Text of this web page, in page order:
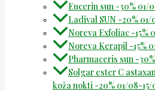
Eucerin sun -30% 01/
Ladival SUN -20% 01/
Noreva Exfoliac -15%
Noreva Kerapil -15%
Pharmaceris sun -
Solgar ester C
koža nokti -20% 01/08-15/